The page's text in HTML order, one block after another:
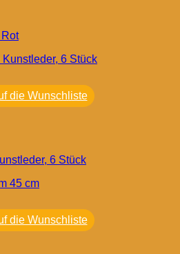
die Wunschliste
6 Stück
die Wunschliste